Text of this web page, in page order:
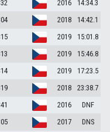
2016
14:34.3
2018
14:42.1
2019
15:01.8
2019
15:46.8
2019
17:23.5
2018
23:38.7
2016
DNF
2017
DNS